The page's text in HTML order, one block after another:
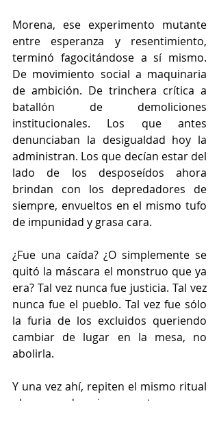
Morena, ese experimento mutante
entre esperanza y resentimiento,
terminó fagocitándose a sí mismo.
De movimiento social a maquinaria
de ambición. De trinchera crítica a
batallón de demoliciones
institucionales. Los que antes
denunciaban la desigualdad hoy la
administran. Los que decían estar del
lado de los desposeídos ahora
brindan con los depredadores de
siempre, envueltos en el mismo tufo
de impunidad y grasa cara.
¿Fue una caída? ¿O simplemente se
quitó la máscara el monstruo que ya
era? Tal vez nunca fue justicia. Tal vez
nunca fue el pueblo. Tal vez fue sólo
la furia de los excluidos queriendo
cambiar de lugar en la mesa, no
abolirla.
Y una vez ahí, repiten el mismo ritual
obsceno de siempre: tragan, se